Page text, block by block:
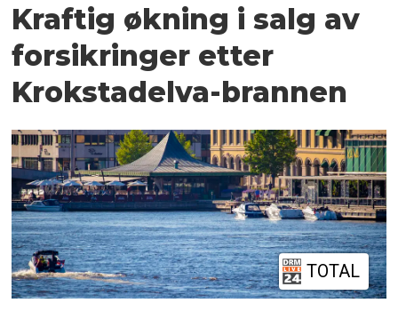
Kraftig økning i salg av
forsikringer etter
Krokstadelva-brannen
TOTAL